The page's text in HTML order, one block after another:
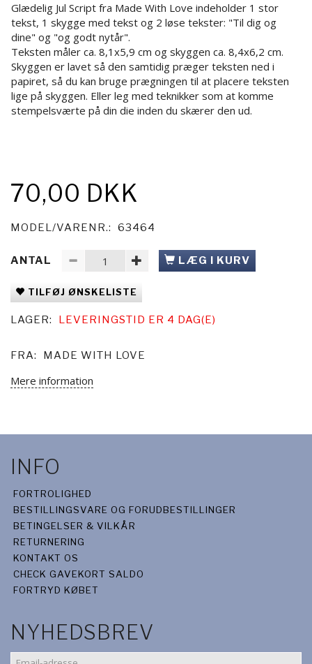
Glædelig Jul Script fra Made With Love indeholder 1 stor
tekst, 1 skygge med tekst og 2 løse tekster: "Til dig og
dine" og "og godt nytår".
Teksten måler ca. 8,1x5,9 cm og skyggen ca. 8,4x6,2 cm.
Skyggen er lavet så den samtidig præger teksten ned i
papiret, så du kan bruge prægningen til at placere teksten
lige på skyggen. Eller leg med teknikker som at komme
stempelsværte på din die inden du skærer den ud.
70,00 DKK
MODEL/VARENR.: 63464
ANTAL LÆG I KURV
TILFØJ ØNSKELISTE
LAGER: LEVERINGSTID ER 4 DAG(E)
FRA: MADE WITH LOVE
Mere information
INFO
FORTROLIGHED
BESTILLINGSVARE OG FORUDBESTILLINGER
BETINGELSER & VILKÅR
RETURNERING
KONTAKT OS
CHECK GAVEKORT SALDO
FORTRYD KØBET
NYHEDSBREV
EMAIL-